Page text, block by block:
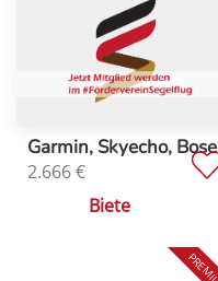
Garmin, Skyecho, Bose
2.666€
Biete